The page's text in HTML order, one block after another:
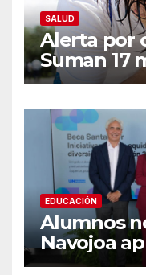
SALUD
Alerta por
Suman 17
casos;
señales
EDUCACIÓN
Alumnos
Navojoa
Lengua de